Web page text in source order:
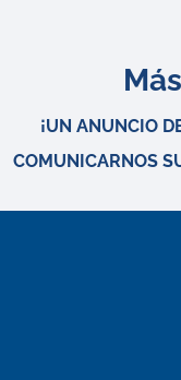
¡UN ANUNCIO
COMUNICARNOS